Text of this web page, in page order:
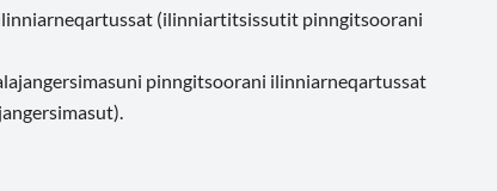
(ilinniartitsissutit pinngitsoorani
pinngitsoorani ilinniarneqartussat